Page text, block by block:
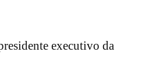
executivo da